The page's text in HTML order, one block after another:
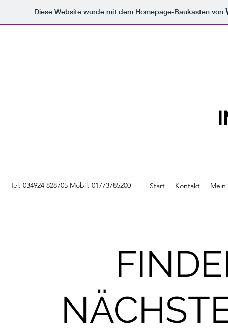
Diese Website wurde mit dem Homepage-Baukasten von
Tel: 034924 828705 Mobil: 01773785200 Start Kontakt Mein